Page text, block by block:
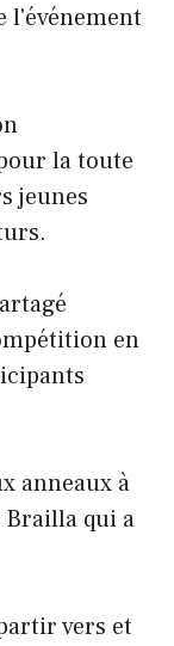
l'événement
la toute
jeunes
en
anneaux à
Brailla qui a
vers et